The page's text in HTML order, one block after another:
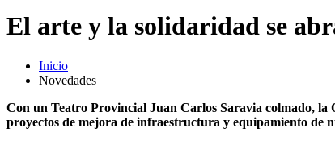
El arte y la solidaridad se
Inicio
Novedades
Con un Teatro Provincial Juan Carlos Saravia colmado,
proyectos de mejora de infraestructura y equipamiento de